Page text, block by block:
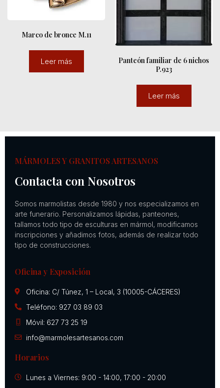
Marco de bronce M.11
Leer más
Panteón familiar de 6 nichos
P.923
Leer más
MÁRMOLES Y GRANITOS ARTESANOS
Contacta con Nosotros
Somos marmolistas desde 1980 y nos especializamos en
arte funerario. Personalizamos lápidas, panteones,
tallamos todo tipo de esculturas en mármol, modificamos
inscripciones y añadimos fotos, además de realizar todo
tipo de construcciones.
Oficina y Exposición
Oficina: C/ Túnez, 1 – Local, 3 (10005-CÁCERES)
Teléfono: 927 03 89 03
Móvil: 627 73 25 19
info@marmolesartesanos.com
Horarios
Lunes a Viernes: 9:00 - 14:00, 17:00 - 20:00